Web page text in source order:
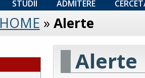
STUDII ADMITERE
HOME » Alerte
Alerte